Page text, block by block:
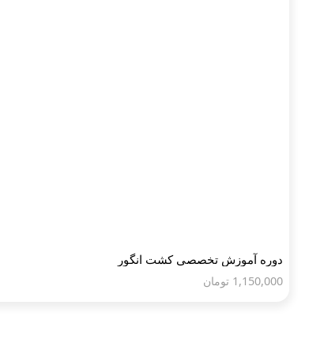
دوره آموزش تخصصی کشت انگور
1,150,000 تومان